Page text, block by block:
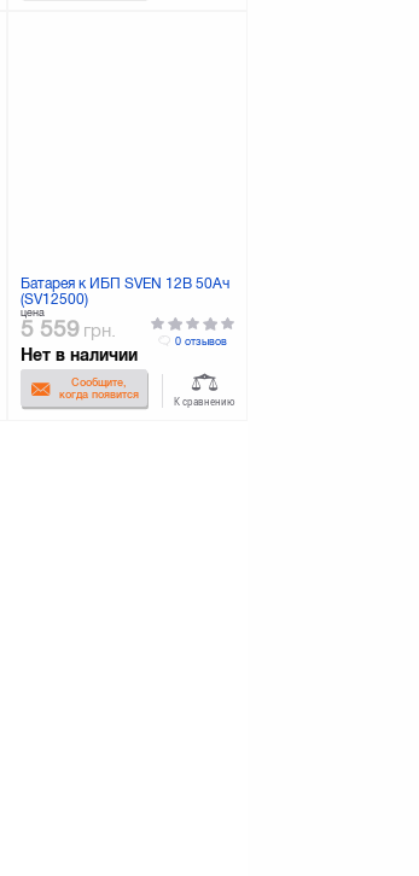
Батарея к ИБП SVEN 12В 50Ач
(SV12500)
цена
5 559 грн.
Нет в наличии
Сообщите,
когда появится
0 отзывов
К сравнению